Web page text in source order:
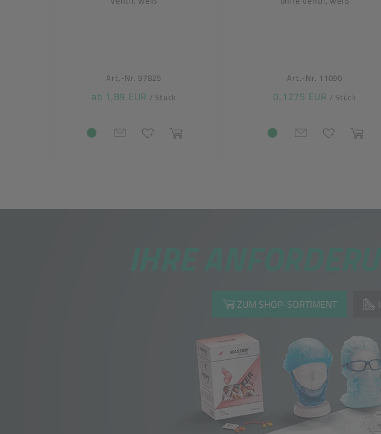
Art.-Nr. 97825
ab 1,89 EUR / Stück
Art.-Nr. 11090
0,1275 EUR / Stück
ZUM SHOP-SORTIMENT